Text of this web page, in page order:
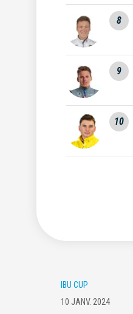
8
9
10
IBU CUP
10 JANV. 2024